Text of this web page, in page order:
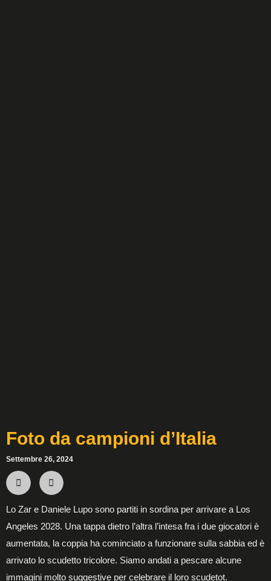
Foto da campioni d’Italia
Settembre 26, 2024
Lo Zar e Daniele Lupo sono partiti in sordina per arrivare a Los
Angeles 2028. Una tappa dietro l’altra l’intesa fra i due giocatori è
aumentata, la coppia ha cominciato a funzionare sulla sabbia ed è
arrivato lo scudetto tricolore. Siamo andati a pescare alcune
immagini molto suggestive per celebrare il loro scudetot.